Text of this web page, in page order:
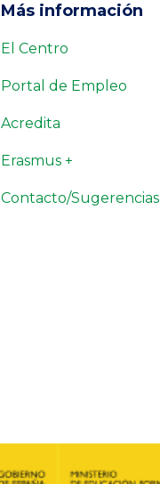
Más información
El Centro
Portal de Empleo
Acredita
Erasmus +
Contacto/Sugerencias